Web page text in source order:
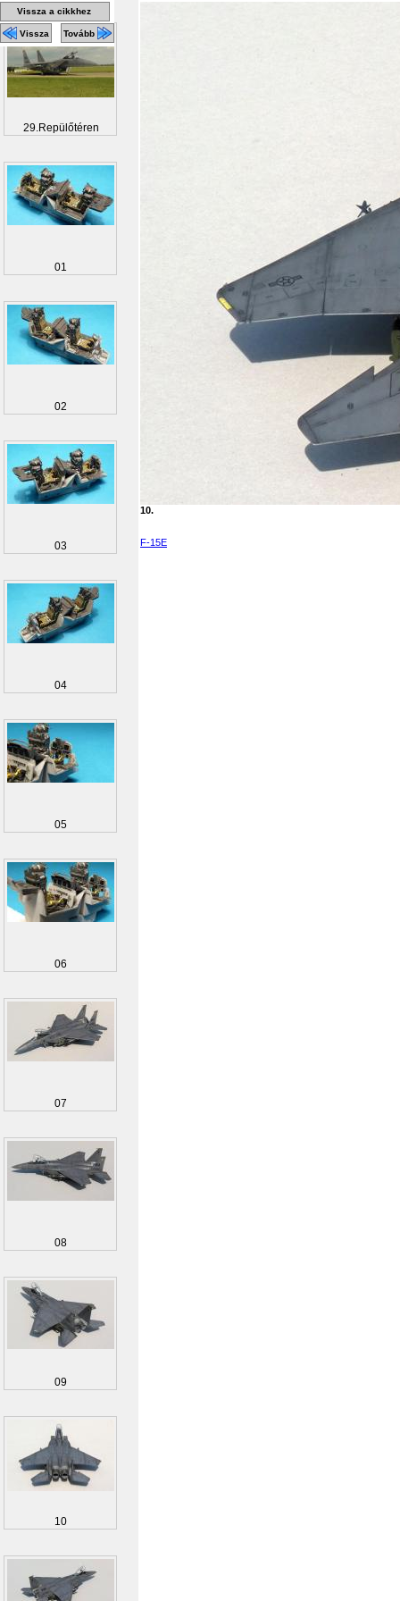
10.
F-15E
Vissza a cikkhez
Vissza Tovább
29.Repülőtéren
01
02
03
04
05
06
07
08
09
10